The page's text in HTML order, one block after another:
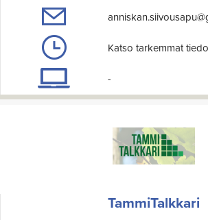
Katso tarkemmat
-
TammiTalkkari